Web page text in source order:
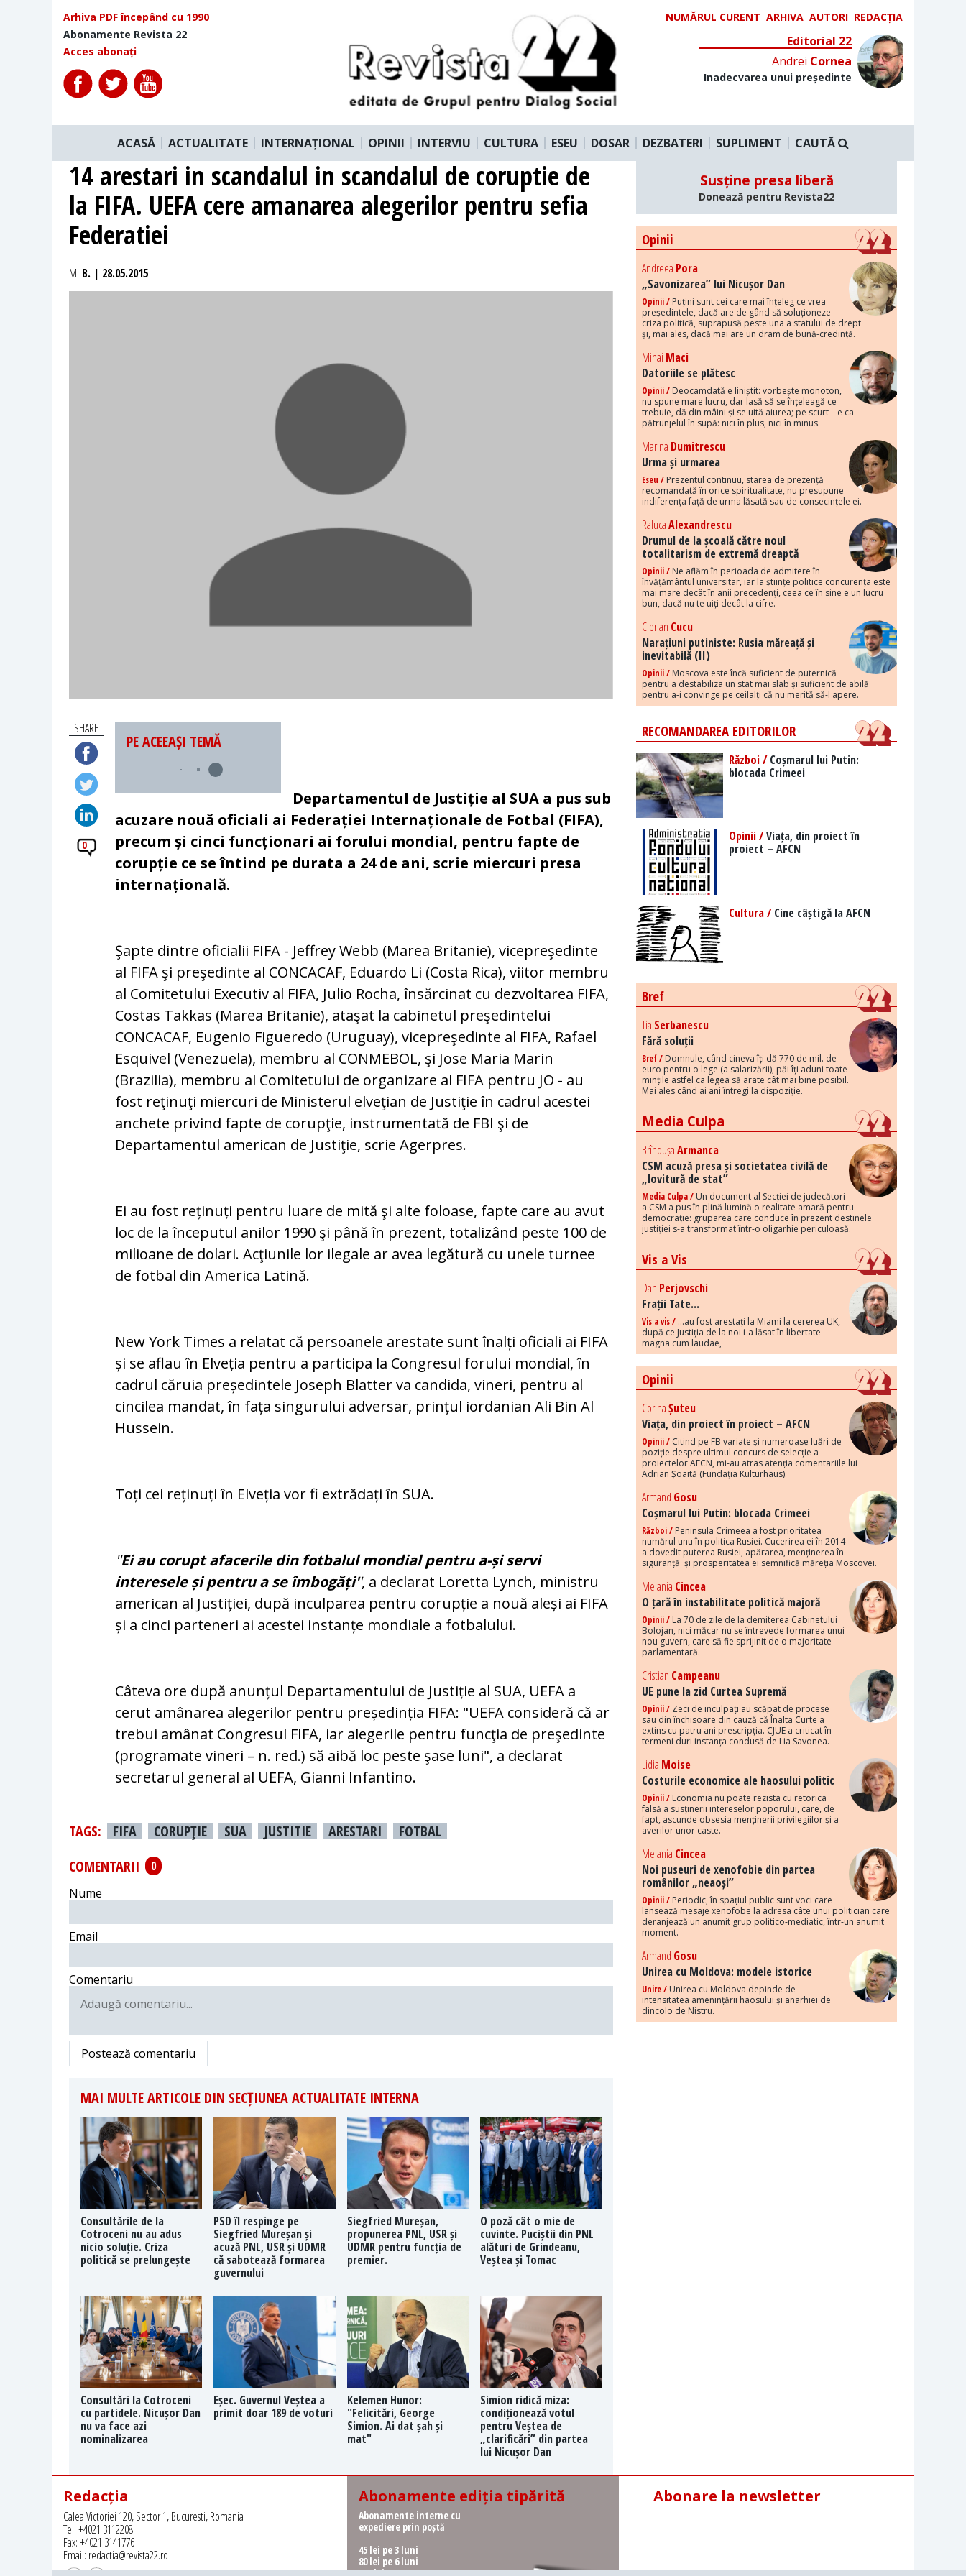
Arhiva PDF începând cu 1990
Abonamente Revista 22
Acces abonați
NUMĂRUL CURENT ARHIVA AUTORI REDACȚIA
Editorial 22
Andrei Cornea
Inadecvarea unui președinte
ACASĂ ACTUALITATE INTERNAȚIONAL OPINII INTERVIU CULTURA ESEU DOSAR DEZBATERI SUPLIMENT CAUTĂ
14 arestari in scandalul in scandalul de coruptie de
la FIFA. UEFA cere amanarea alegerilor pentru sefia
Federatiei
M. B. | 28.05.2015
SHARE
0
PE ACEEAȘI TEMĂ
Departamentul de Justiție al SUA a pus sub
acuzare nouă oficiali ai Federației Internaționale de Fotbal (FIFA),
precum și cinci funcționari ai forului mondial, pentru fapte de
corupție ce se întind pe durata a 24 de ani, scrie miercuri presa
internațională.
Şapte dintre oficialii FIFA - Jeffrey Webb (Marea Britanie), vicepreşedinte
al FIFA şi preşedinte al CONCACAF, Eduardo Li (Costa Rica), viitor membru
al Comitetului Executiv al FIFA, Julio Rocha, însărcinat cu dezvoltarea FIFA,
Costas Takkas (Marea Britanie), ataşat la cabinetul preşedintelui
CONCACAF, Eugenio Figueredo (Uruguay), vicepreşedinte al FIFA, Rafael
Esquivel (Venezuela), membru al CONMEBOL, şi Jose Maria Marin
(Brazilia), membru al Comitetului de organizare al FIFA pentru JO - au
fost reţinuţi miercuri de Ministerul elveţian de Justiţie în cadrul acestei
anchete privind fapte de corupţie, instrumentată de FBI şi de
Departamentul american de Justiţie, scrie Agerpres.
Ei au fost reținuți pentru luare de mită şi alte foloase, fapte care au avut
loc de la începutul anilor 1990 şi până în prezent, totalizând peste 100 de
milioane de dolari. Acţiunile lor ilegale ar avea legătură cu unele turnee
de fotbal din America Latină.
New York Times a relatat că persoanele arestate sunt înalți oficiali ai FIFA
și se aflau în Elveția pentru a participa la Congresul forului mondial, în
cadrul căruia președintele Joseph Blatter va candida, vineri, pentru al
cincilea mandat, în fața singurului adversar, prințul iordanian Ali Bin Al
Hussein.
Toți cei reținuți în Elveția vor fi extrădați în SUA.
''Ei au corupt afacerile din fotbalul mondial pentru a-și servi
interesele și pentru a se îmbogăți'', a declarat Loretta Lynch, ministru
american al Justiției, după inculparea pentru corupție a nouă aleși ai FIFA
și a cinci parteneri ai acestei instanțe mondiale a fotbalului.
Câteva ore după anunțul Departamentului de Justiție al SUA, UEFA a
cerut amânarea alegerilor pentru președinția FIFA: "UEFA consideră că ar
trebui amânat Congresul FIFA, iar alegerile pentru funcţia de preşedinte
(programate vineri – n. red.) să aibă loc peste şase luni", a declarat
secretarul general al UEFA, Gianni Infantino.
TAGS: FIFA CORUPŢIE SUA JUSTITIE ARESTARI
FOTBAL
COMENTARII
0
Nume
Email
Comentariu
Postează comentariu
MAI MULTE ARTICOLE DIN SECȚIUNEA ACTUALITATE INTERNA
Consultările de la
Cotroceni nu au adus
nicio soluție. Criza
politică se prelungește
PSD îl respinge pe
Siegfried Mureșan și
acuză PNL, USR și UDMR
că sabotează formarea
guvernului
Siegfried Mureșan,
propunerea PNL, USR și
UDMR pentru funcția de
premier.
O poză cât o mie de
cuvinte. Puciștii din PNL
alături de Grindeanu,
Veștea și Tomac
Consultări la Cotroceni
cu partidele. Nicușor Dan
nu va face azi
nominalizarea
Eșec. Guvernul Veștea a
primit doar 189 de voturi
Kelemen Hunor:
"Felicitări, George
Simion. Ai dat șah și
mat"
Simion ridică miza:
condiționează votul
pentru Veștea de
„clarificări” din partea
lui Nicușor Dan
Susține presa liberă
Donează pentru Revista22
Opinii
Andreea Pora
„Savonizarea” lui Nicușor Dan
Opinii / Puțini sunt cei care mai înțeleg ce vrea
președintele, dacă are de gând să soluționeze
criza politică, suprapusă peste una a statului de drept
și, mai ales, dacă mai are un dram de bună-credință.
Mihai Maci
Datoriile se plătesc
Opinii / Deocamdată e liniștit: vorbește monoton,
nu spune mare lucru, dar lasă să se înțeleagă ce
trebuie, dă din mâini și se uită aiurea; pe scurt – e ca
pătrunjelul în supă: nici în plus, nici în minus.
Marina Dumitrescu
Urma și urmarea
Eseu / Prezentul continuu, starea de prezență
recomandată în orice spiritualitate, nu presupune
indiferența față de urma lăsată sau de consecințele ei.
RalucaAlexandrescu
Drumul de la școală către noul
totalitarism de extremă dreaptă
Opinii / Ne aflăm în perioada de admitere în
învățământul universitar, iar la științe politice concurența este
mai mare decât în anii precedenți, ceea ce în sine e un lucru
bun, dacă nu te uiți decât la cifre.
Ciprian Cucu
Narațiuni putiniste: Rusia măreață și
inevitabilă (II)
Opinii / Moscova este încă suficient de puternică
pentru a destabiliza un stat mai slab și suficient de abilă
pentru a-i convinge pe ceilalți că nu merită să-l apere.
RECOMANDAREA EDITORILOR
Război /Coșmarul lui Putin:
blocada Crimeei
Opinii /Viața, din proiect în
proiect – AFCN
Cultura /Cine câștigă la AFCN
Bref
Tia Serbanescu
Fără soluții
Bref / Domnule, când cineva îți dă 770 de mil. de
euro pentru o lege (a salarizării), păi îți aduni toate
mințile astfel ca legea să arate cât mai bine posibil.
Mai ales când ai ani întregi la dispoziție.
Media Culpa
BrîndușaArmanca
CSM acuză presa și societatea civilă de
„lovitură de stat”
Media Culpa / Un document al Secției de judecători
a CSM a pus în plină lumină o realitate amară pentru
democrație: gruparea care conduce în prezent destinele
justiției s-a transformat într-o oligarhie periculoasă.
Vis a Vis
Dan Perjovschi
Frații Tate...
Vis a vis / ...au fost arestați la Miami la cererea UK,
după ce Justiția de la noi i-a lăsat în libertate
magna cum laudae,
Opinii
CorinaȘuteu
Viața, din proiect în proiect – AFCN
Opinii / Citind pe FB variate și numeroase luări de
poziție despre ultimul concurs de selecție a
proiectelor AFCN, mi-au atras atenția comentariile lui
Adrian Șoaită (Fundația Kulturhaus).
Armand Gosu
Coșmarul lui Putin: blocada Crimeei
Război / Peninsula Crimeea a fost prioritatea
numărul unu în politica Rusiei. Cucerirea ei în 2014
a dovedit puterea Rusiei, apărarea, menținerea în
siguranță și prosperitatea ei semnifică măreția Moscovei.
Melania Cincea
O țară în instabilitate politică majoră
Opinii / La 70 de zile de la demiterea Cabinetului
Bolojan, nici măcar nu se întrevede formarea unui
nou guvern, care să fie sprijinit de o majoritate
parlamentară.
Cristian Campeanu
UE pune la zid Curtea Supremă
Opinii / Zeci de inculpați au scăpat de procese
sau din închisoare din cauză că Înalta Curte a
extins cu patru ani prescripția. CJUE a criticat în
termeni duri instanța condusă de Lia Savonea.
Lidia Moise
Costurile economice ale haosului politic
Opinii / Economia nu poate rezista cu retorica
falsă a susținerii intereselor poporului, care, de
fapt, ascunde obsesia menținerii privilegiilor și a
averilor unor caste.
Melania Cincea
Noi puseuri de xenofobie din partea
românilor „neaoși”
Opinii / Periodic, în spațiul public sunt voci care
lansează mesaje xenofobe la adresa câte unui politician care
deranjează un anumit grup politico-mediatic, într-un anumit
moment.
Armand Gosu
Unirea cu Moldova: modele istorice
Unire / Unirea cu Moldova depinde de
intensitatea amenințării haosului și anarhiei de
dincolo de Nistru.
Redacția
Calea Victoriei 120, Sector 1, Bucuresti, Romania
Tel: +4021 3112208
Fax: +4021 3141776
Email: redactia@revista22.ro
Abonamente ediția tipărită
Abonamente interne cu
expediere prin poștă
45 lei pe 3 luni
80 lei pe 6 luni
150 lei pe 1 an
Abonare la newsletter